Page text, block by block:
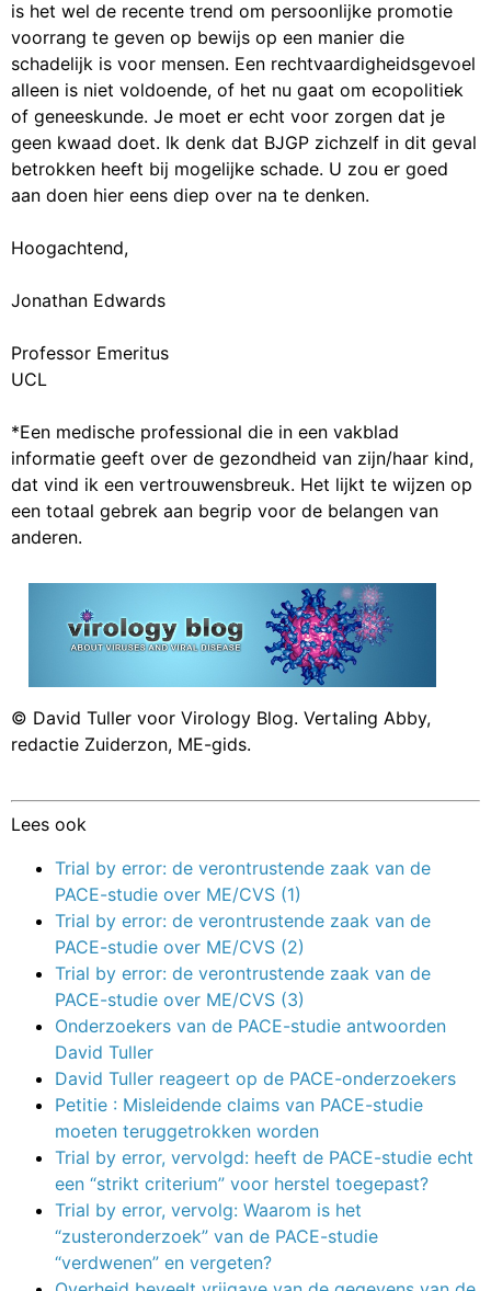
is het wel de recente trend om persoonlijke promotie
voorrang te geven op bewijs op een manier die
schadelijk is voor mensen. Een rechtvaardigheidsgevoel
alleen is niet voldoende, of het nu gaat om ecopolitiek
of geneeskunde. Je moet er echt voor zorgen dat je
geen kwaad doet. Ik denk dat BJGP zichzelf in dit geval
​​betrokken heeft bij mogelijke schade. U zou er goed
aan doen hier eens diep over na te denken.
Hoogachtend,
Jonathan Edwards
Professor Emeritus
UCL
*Een medische professional die in een vakblad
informatie geeft over de gezondheid van zijn/haar kind,
dat vind ik een vertrouwensbreuk. Het lijkt te wijzen op
een totaal gebrek aan begrip voor de belangen van
anderen.
© David Tuller voor Virology Blog. Vertaling Abby,
redactie Zuiderzon, ME-gids.
Lees ook
Trial by error: de verontrustende zaak van de
PACE-studie over ME/CVS (1)
Trial by error: de verontrustende zaak van de
PACE-studie over ME/CVS (2)
Trial by error: de verontrustende zaak van de
PACE-studie over ME/CVS (3)
Onderzoekers van de PACE-studie antwoorden
David Tuller
David Tuller reageert op de PACE-onderzoekers
Petitie : Misleidende claims van PACE-studie
moeten teruggetrokken worden
Trial by error, vervolgd: heeft de PACE-studie echt
een “strikt criterium” voor herstel toegepast?
Trial by error, vervolg: Waarom is het
“zusteronderzoek” van de PACE-studie
“verdwenen” en vergeten?